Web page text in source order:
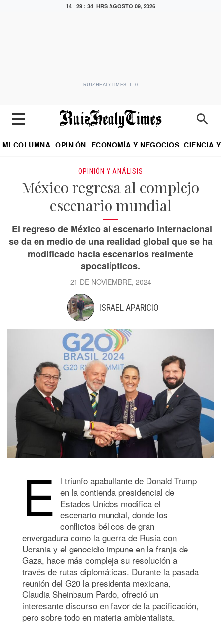
14 : 29 : 35 HRS AGOSTO 09, 2026
RUIZHEALYTIMES_T_0
MI COLUMNA OPINIÓN ECONOMÍA Y NEGOCIOS CIENCIA
OPINIÓN Y ANÁLISIS
México regresa al complejo
escenario mundial
El regreso de México al escenario internacional
se da en medio de una realidad global que se ha
modificado hacia escenarios realmente
apocalípticos.
21 DE NOVIEMBRE, 2024
ISRAEL APARICIO
E
l triunfo apabullante de Donald Trump
en la contienda presidencial de
Estados Unidos modifica el
escenario mundial, donde los
conflictos bélicos de gran
envergadura como la guerra de Rusia con
Ucrania y el genocidio impune en la franja de
Gaza, hace más compleja su resolución a
través de rutas diplomáticas. Durante la pasada
reunión del G20 la presidenta mexicana,
Claudia Sheinbaum Pardo, ofreció un
interesante discurso en favor de la pacificación,
pero sobre todo en materia ambientalista.